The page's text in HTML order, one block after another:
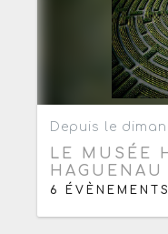
Depuis le
LE MUSÉE
HAGUENAU
6